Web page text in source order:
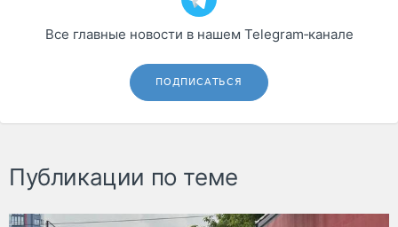
Все главные новости в нашем Telegram‑канале
ПОДПИСАТЬСЯ
Публикации по теме